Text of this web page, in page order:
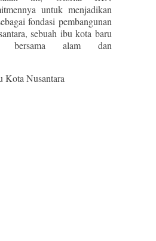
untuk menjadikan
fondasi pembangunan
sebuah ibu kota baru
bersama alam dan
Kota Nusantara